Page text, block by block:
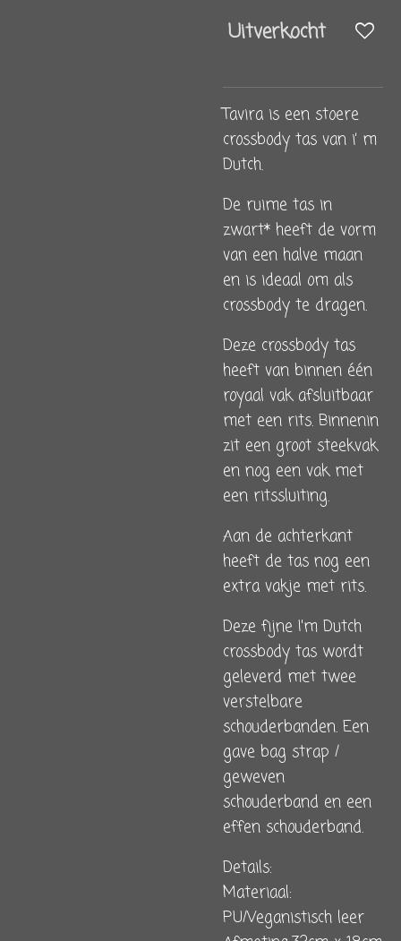
Uitverkocht
Tavira is een stoere
crossbody tas van i’ m
Dutch.
De ruime tas in
zwart* heeft de vorm
van een halve maan
en is ideaal om als
crossbody te dragen.
Deze crossbody tas
heeft van binnen één
royaal vak afsluitbaar
met een rits. Binnenin
zit een groot steekvak
en nog een vak met
een ritssluiting.
Aan de achterkant
heeft de tas nog een
extra vakje met rits.
Deze fijne I'm Dutch
crossbody tas wordt
geleverd met twee
verstelbare
schouderbanden. Een
gave bag strap /
geweven
schouderband en een
effen schouderband.
Details:
Materiaal:
PU/Veganistisch leer